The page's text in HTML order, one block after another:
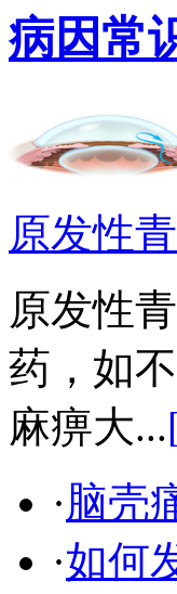
病因常
原发性
原发性
药，如
麻痹大...
·脑壳
·如何